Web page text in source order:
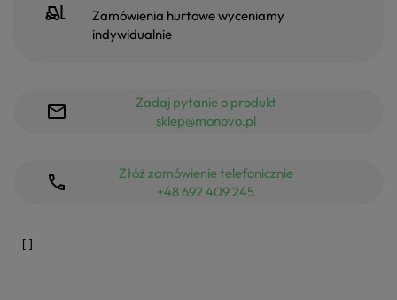
Zamówienia hurtowe wyceniamy
indywidualnie
Zadaj pytanie o produkt
sklep@monovo.pl
Złóż zamówienie telefonicznie
+48 692 409 245